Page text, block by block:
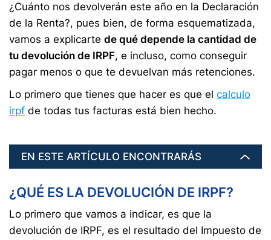
¿Cuánto nos devolverán este año en la Declaración
de la Renta?, pues bien, de forma esquematizada,
vamos a explicarte de qué depende la cantidad de
tu devolución de IRPF, e incluso, como conseguir
pagar menos o que te devuelvan más retenciones.
Lo primero que tienes que hacer es que el calculo
irpf de todas tus facturas está bien hecho.
EN ESTE ARTÍCULO ENCONTRARÁS
¿QUÉ ES LA DEVOLUCIÓN DE IRPF?
Lo primero que vamos a indicar, es que la
devolución de IRPF, es el resultado del Impuesto de